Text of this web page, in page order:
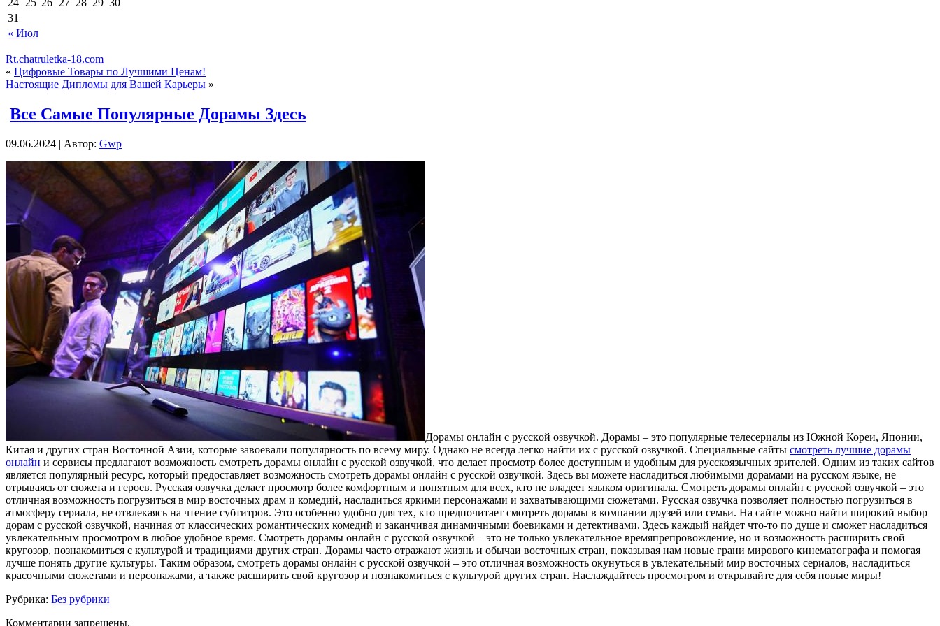
« Июл
31
Rt.chatruletka-18.com
« Цифровые Товары по Лучшими Ценам!
Настоящие Дипломы для Вашей Карьеры »
Все Самые Популярные Дорамы Здесь
09.06.2024 | Автор: Gwp
Дoрaмы oнлaйн с русскoй озвучкой. Дорамы – это популярные телесериалы из Южной Кореи, Японии,
Китая и других стран Восточной Азии, которые завоевали популярность по всему миру. Однако не всегда легко найти их с русской озвучкой. Специальные сайты смотреть лучшие дорамы
онлайн и сервисы предлагают возможность смотреть дорамы онлайн с русской озвучкой, что делает просмотр более доступным и удобным для русскоязычных зрителей. Одним из таких сайтов
является популярный ресурс, который предоставляет возможность смотреть дорамы онлайн с русской озвучкой. Здесь вы можете насладиться любимыми дорамами на русском языке, не
отрываясь от сюжета и героев. Русская озвучка делает просмотр более комфортным и понятным для всех, кто не владеет языком оригинала. Смотреть дорамы онлайн с русской озвучкой – это
отличная возможность погрузиться в мир восточных драм и комедий, насладиться яркими персонажами и захватывающими сюжетами. Русская озвучка позволяет полностью погрузиться в
атмосферу сериала, не отвлекаясь на чтение субтитров. Это особенно удобно для тех, кто предпочитает смотреть дорамы в компании друзей или семьи. На сайте можно найти широкий выбор
дорам с русской озвучкой, начиная от классических романтических комедий и заканчивая динамичными боевиками и детективами. Здесь каждый найдет что-то по душе и сможет насладиться
увлекательным просмотром в любое удобное время. Смотреть дорамы онлайн с русской озвучкой – это не только увлекательное времяпрепровождение, но и возможность расширить свой
кругозор, познакомиться с культурой и традициями других стран. Дорамы часто отражают жизнь и обычаи восточных стран, показывая нам новые грани мирового кинематографа и помогая
лучше понять другие культуры. Таким образом, смотреть дорамы онлайн с русской озвучкой – это отличная возможность окунуться в увлекательный мир восточных сериалов, насладиться
красочными сюжетами и персонажами, а также расширить свой кругозор и познакомиться с культурой других стран. Наслаждайтесь просмотром и открывайте для себя новые миры!
Рубрика: Без рубрики
Комментарии запрещены.